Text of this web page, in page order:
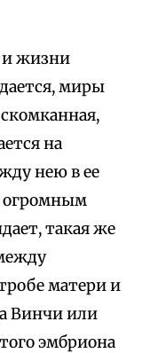
и жизни
миры
на
нею в ее
огромным
такая же
матери и
Винчи или
эмбриона